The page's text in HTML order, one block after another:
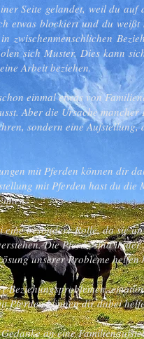
Seite gelandet, weil du
etwas blockiert und du
zwischenmenschlichen
sich Muster. Dies kann
Arbeit beziehen.
einmal etwas von
Aber die Ursache
sondern eine
mit Pferden können dir
mit Pferden hast du
besondere Rolle, da sie
Die Pferde sind in
unserer Probleme helfen
Beziehungsproblemen,
Pferden können dir dabei
an eine